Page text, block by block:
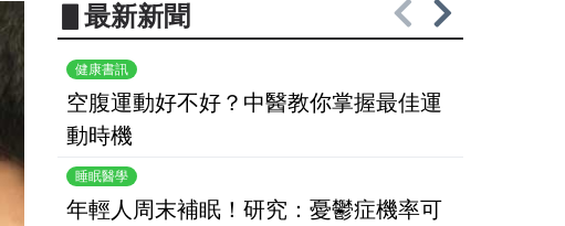
▋最新新聞
健康書訊
空腹運動好不好？中醫教你掌握最佳運
動時機
睡眠醫學
年輕人周末補眠！研究：憂鬱症機率可